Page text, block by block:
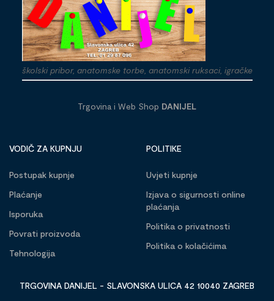
školski pribor, anatomske torbe, anatomski ruksaci, igračke
Trgovina i Web Shop DANIJEL
VODIČ ZA KUPNJU
Postupak kupnje
Plaćanje
Isporuka
Povrati proizvoda
Tehnologija
POLITIKE
Uvjeti kupnje
Izjava o sigurnosti online
plaćanja
Politika o privatnosti
Politika o kolačićima
TRGOVINA DANIJEL - SLAVONSKA ULICA 42 10040 ZAGREB